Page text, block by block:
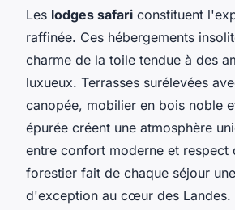
Les lodges safari constituent
raffinée. Ces hébergements
charme de la toile tendue à des
luxueux. Terrasses surélevées
canopée, mobilier en bois noble
épurée créent une atmosphère
entre confort moderne et respect
forestier fait de chaque séjour
d'exception au cœur des Landes.